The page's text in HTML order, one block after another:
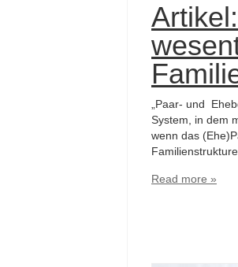
„Paar- und
System, in dem
wenn das
Read more »